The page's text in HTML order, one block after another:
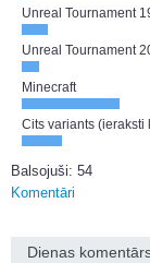
Unreal Tournament
Unreal Tournament
Minecraft
Cits variants (ieraksti
Balsojuši: 54
Komentāri
Dienas